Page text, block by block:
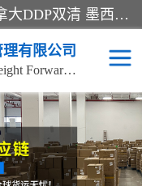
欧洲海运双清包税 美国*专线 加拿大DDP双清 墨西哥跨境空运 澳大利亚专线物流 跨境电商物流服务 国际快递到门服务 海运*渠道 一站式跨境物流解决方案 TikTok/SHEIN专线 电商平台FBA头程运输 国际铁路运输欧洲 UPS/DDHL/联邦快递跨境 美国双清到门物流 跨境*运输
有限公司
Yiwu Celia International Freight Forwarding Co., Ltd
卡航
利亚海运/空运-双清